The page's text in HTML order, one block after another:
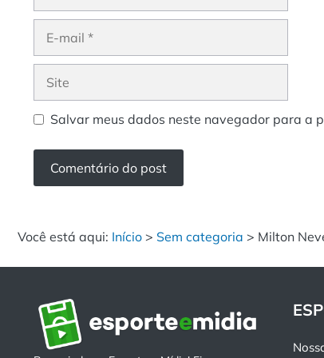
Site
Salvar meus dados neste navegador para a
Você está aqui: Início > Sem categoria > Milton